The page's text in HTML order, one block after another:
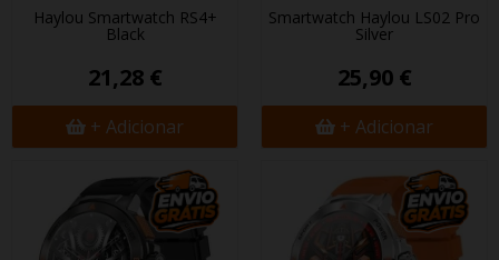
Haylou Smartwatch RS4+
Black
21,28 €
+ Adicionar
Smartwatch Haylou LS02 Pro
Silver
25,90 €
+ Adicionar